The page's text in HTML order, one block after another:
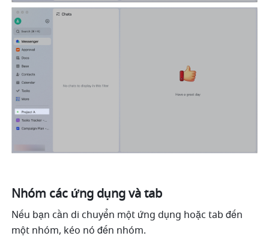
Nhóm các ứng dụng và tab
Nếu bạn cần di chuyển một ứng dụng hoặc tab đến
một nhóm, kéo nó đến nhóm.